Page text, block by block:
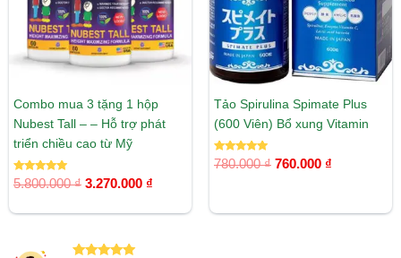
Combo mua 3 tặng 1 hộp
Nubest Tall – – Hỗ trợ phát
triển chiều cao từ Mỹ
Được xếp
hạng
5.800.000₫ 3.270.000 ₫
Tảo Spirulina Spimate Plus
(600 Viên) Bổ xung Vitamin
Được xếp
hạng
780.000₫ 760.000 ₫